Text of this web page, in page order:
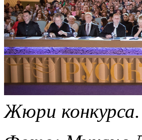
Жюри конкурса.